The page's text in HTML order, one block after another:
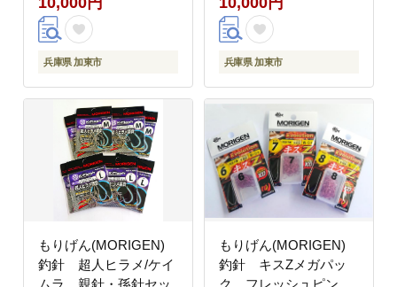
兵庫県 加東市 兵庫県 加東市
もりげん(MORIGEN)
釣針 超人ヒラメ/ケイ
もりげん(MORIGEN)
釣針 キスZメガパッ